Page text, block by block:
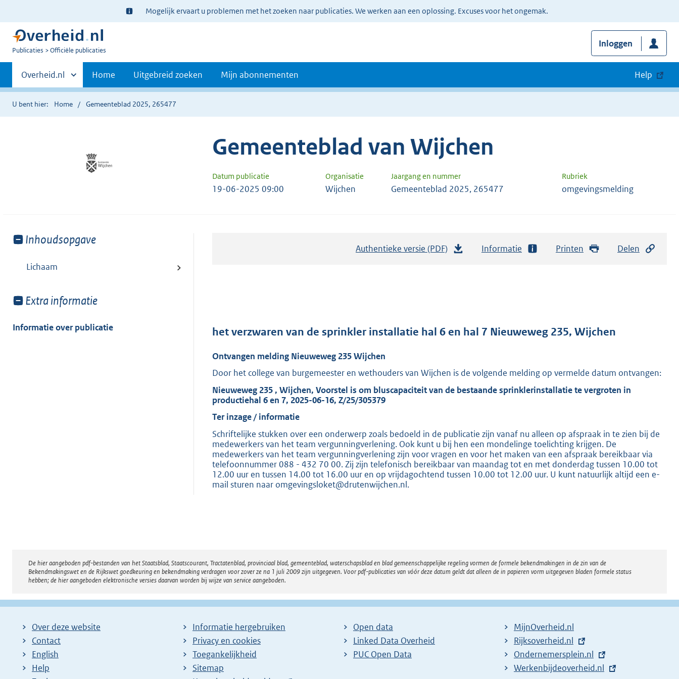
Ter
informatie:
Mogelijk ervaart u problemen met het zoeken naar publicaties. We werken aan een oplossing. Excuses voor het ongemak.
U
Publicaties Officiële publicaties
Inloggen
Primaire
navigatie
Andere
sites
binnen
Overheid.nl Home Uitgebreid zoeken Mijn abonnementen Help
U bent hier: Home Gemeenteblad 2025, 265477
Gemeenteblad van Wijchen
Datum publicatie Organisatie Jaargang en nummer Rubriek
19-06-2025 09:00 Wijchen Gemeenteblad 2025, 265477 omgevingsmelding
Toon
van:
Inhoudsopgave
Lichaam
Toon
van:
Extra informatie
Informatie over publicatie
Authentieke versie (PDF)
d
r
o
e
:
8
1
Informatie Printen Delen
het verzwaren van de sprinkler installatie hal 6 en hal 7 Nieuweweg 235, Wijchen
Ontvangen melding Nieuweweg 235 Wijchen
Door het college van burgemeester en wethouders van Wijchen is de volgende melding op vermelde datum ontvangen:
Nieuweweg 235 , Wijchen, Voorstel is om bluscapaciteit van de bestaande sprinklerinstallatie te vergroten in
productiehal 6 en 7, 2025-06-16, Z/25/305379
Ter inzage / informatie
Schriftelijke stukken over een onderwerp zoals bedoeld in de publicatie zijn vanaf nu alleen op afspraak in te zien bij de
medewerkers van het team vergunningverlening. Ook kunt u bij hen een mondelinge toelichting krijgen. De
medewerkers van het team vergunningverlening zijn voor vragen en voor het maken van een afspraak bereikbaar via
telefoonnummer 088 - 432 70 00. Zij zijn telefonisch bereikbaar van maandag tot en met donderdag tussen 10.00 tot
12.00 uur en tussen 14.00 tot 16.00 uur en op vrijdagochtend tussen 10.00 tot 12.00 uur. U kunt natuurlijk altijd een e-
mail sturen naar omgevingsloket@drutenwijchen.nl.
Disclaimer
De hier aangeboden pdf-bestanden van het Staatsblad, Staatscourant, Tractatenblad, provinciaal blad, gemeenteblad, waterschapsblad en blad gemeenschappelijke regeling vormen de formele bekendmakingen in de zin van de
Bekendmakingswet en de Rijkswet goedkeuring en bekendmaking verdragen voor zover ze na 1 juli 2009 zijn uitgegeven. Voor pdf-publicaties van vóór deze datum geldt dat alleen de in papieren vorm uitgegeven bladen formele status
hebben; de hier aangeboden elektronische versies daarvan worden bij wijze van service aangeboden.
Over deze website
Contact
English
Help
Informatie hergebruiken
Privacy en cookies
Toegankelijkheid
Sitemap
Open data
Linked Data Overheid
PUC Open Data
MijnOverheid.nl
E
x
t
Rijksoverheid.nl
E
x
Ondernemersplein.nl
E
Werkenbijdeoverheid.nl